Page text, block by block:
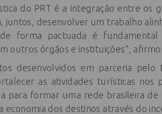
do PRT é a integração entre os
juntos, desenvolver um trabalho
forma pactuada é fundamental
outros órgãos e instituições”,
desenvolvidos em parceria pelo
as atividades turísticas nos
para formar uma rede brasileira de
dos destinos através do